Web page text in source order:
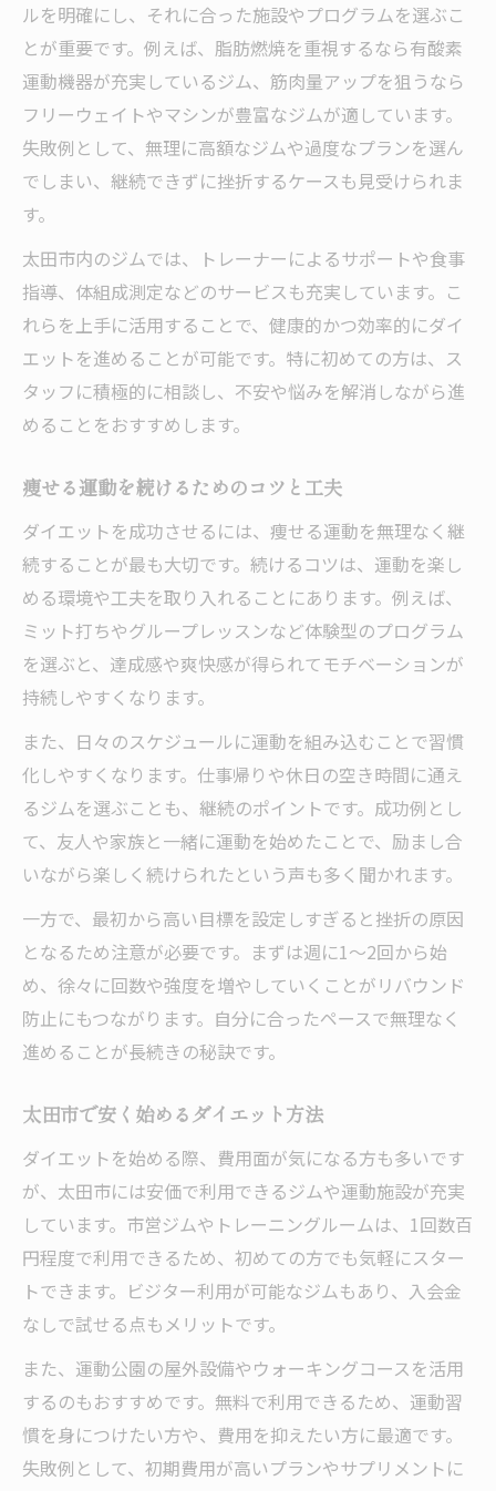
ジムビジター利用で始める痩せる運動
新しい生活で無理なく痩せる運動を取り入れる
ダイエットを生活に自然に取り入れる秘訣
無理なく続く運動ダイエットの工夫とは
忙しい女性でも実践できる痩せる運動法
太田市で手軽に始めるダイエット法紹介
太田市ダイエット運動選びのポイントを解説
ダイエット運動選びで失敗しないコツ
太田市で人気のダイエット運動の特徴
自身に合った痩せる運動の見極め方
運動公園やジムを活用したダイエット方法
おすすめダイエット運動の比較ポイント
鍵
運動とダイエット両立の重要性を解説
健康維持に有効なダイエット運動法
効果的な体作りは運動ダイエットから
太田市で実践する健康的な痩せる運動
体力向上に役立つダイエット習慣とは
ルを明確にし、それに合った施設やプログラムを選ぶこ
とが重要です。例えば、脂肪燃焼を重視するなら有酸素
運動機器が充実しているジム、筋肉量アップを狙うなら
フリーウェイトやマシンが豊富なジムが適しています。
失敗例として、無理に高額なジムや過度なプランを選ん
でしまい、継続できずに挫折するケースも見受けられま
す。
太田市内のジムでは、トレーナーによるサポートや食事
指導、体組成測定などのサービスも充実しています。こ
れらを上手に活用することで、健康的かつ効率的にダイ
エットを進めることが可能です。特に初めての方は、ス
タッフに積極的に相談し、不安や悩みを解消しながら進
めることをおすすめします。
痩せる運動を続けるためのコツと工夫
ダイエットを成功させるには、痩せる運動を無理なく継
続することが最も大切です。続けるコツは、運動を楽し
める環境や工夫を取り入れることにあります。例えば、
ミット打ちやグループレッスンなど体験型のプログラム
を選ぶと、達成感や爽快感が得られてモチベーションが
持続しやすくなります。
また、日々のスケジュールに運動を組み込むことで習慣
化しやすくなります。仕事帰りや休日の空き時間に通え
るジムを選ぶことも、継続のポイントです。成功例とし
て、友人や家族と一緒に運動を始めたことで、励まし合
いながら楽しく続けられたという声も多く聞かれます。
一方で、最初から高い目標を設定しすぎると挫折の原因
となるため注意が必要です。まずは週に1～2回から始
め、徐々に回数や強度を増やしていくことがリバウンド
防止にもつながります。自分に合ったペースで無理なく
進めることが長続きの秘訣です。
太田市で安く始めるダイエット方法
ダイエットを始める際、費用面が気になる方も多いです
が、太田市には安価で利用できるジムや運動施設が充実
しています。市営ジムやトレーニングルームは、1回数百
円程度で利用できるため、初めての方でも気軽にスター
トできます。ビジター利用が可能なジムもあり、入会金
なしで試せる点もメリットです。
また、運動公園の屋外設備やウォーキングコースを活用
するのもおすすめです。無料で利用できるため、運動習
慣を身につけたい方や、費用を抑えたい方に最適です。
失敗例として、初期費用が高いプランやサプリメントに